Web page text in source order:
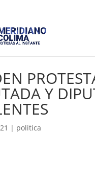
Y
| politica